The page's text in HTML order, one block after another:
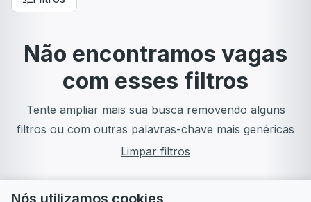
Não encontramos vagas
com esses filtros
Tente ampliar mais sua busca removendo alguns
filtros ou com outras palavras-chave mais genéricas
Limpar filtros
Nós utilizamos cookies